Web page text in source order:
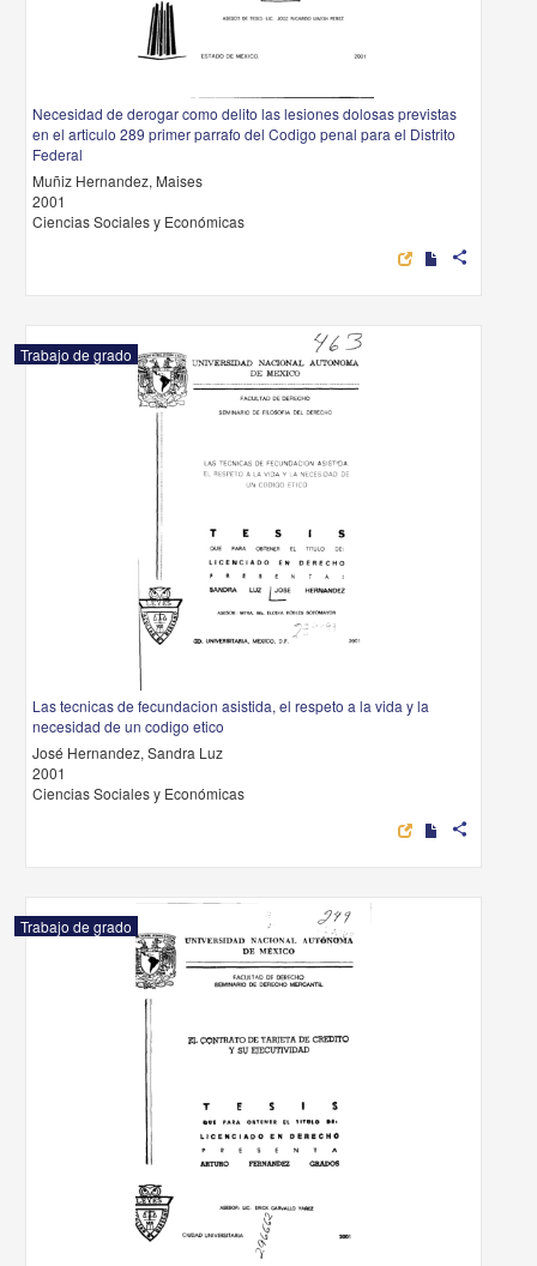
Necesidad de derogar como delito las lesiones dolosas previstas
en el articulo 289 primer parrafo del Codigo penal para el Distrito
Federal
Muñiz Hernandez, Maises
2001
Ciencias Sociales y Económicas
share
Trabajo de grado
Las tecnicas de fecundacion asistida, el respeto a la vida y la
necesidad de un codigo etico
José Hernandez, Sandra Luz
2001
Ciencias Sociales y Económicas
share
Trabajo de grado